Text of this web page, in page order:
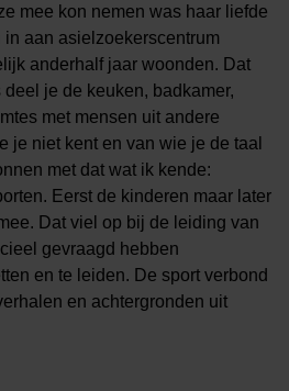
mee kon nemen was haar liefde
in aan asielzoekerscentrum
anderhalf jaar woonden. Dat
je de keuken, badkamer,
met mensen uit andere
je niet kent en van wie je de taal
met dat wat ik kende:
Eerst de kinderen maar later
Dat viel op bij de leiding van
gevraagd hebben
en te leiden. De sport verbond
en achtergronden uit